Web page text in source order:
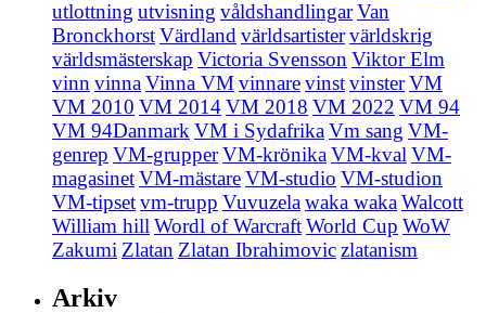
utlottning utvisning våldshandlingarVan
BronckhorstVärdland världsartistervärldskrig
världsmästerskap Victoria Svensson Viktor Elm
vinn vinnaVinna VMvinnarevinstvinsterVM
VM 2010 VM 2014VM 2018 VM 2022 VM 94
VM 94Danmark VM i SydafrikaVm sang VM-
genrep VM-grupperVM-krönikaVM-kval VM-
magasinetVM-mästareVM-studio VM-studion
VM-tipsetvm-trupp Vuvuzelawaka wakaWalcott
William hill Wordl of WarcraftWorld Cup WoW
Zakumi Zlatan Zlatan Ibrahimoviczlatanism
Arkiv